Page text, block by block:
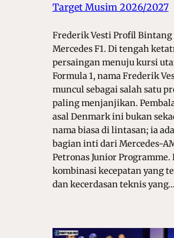
Target Musim 2026/2027
Frederik Vesti Profil Bintang
Mercedes F1. Di tengah
persaingan menuju kursi
Formula 1, nama Frederik
muncul sebagai salah satu
paling menjanjikan.
asal Denmark ini bukan
nama biasa di lintasan; ia
bagian inti dari Mercedes-
Petronas Junior Programme.
kombinasi kecepatan yang
dan kecerdasan teknis yang…